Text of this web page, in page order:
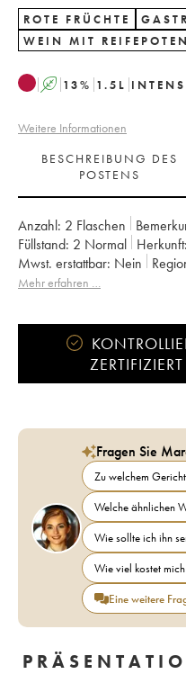
ROTE FRÜCHTE
WEIN MIT
A 13% 1.5 L
Weitere Informationen
BESCHREIBUNG DES
POSTENS
Anzahl: 2 Flaschen
Füllstand: 2 Normal Herkunft:
Mwst. erstattbar:
nein
Appellation:
Chassagne-
Mehr erfahren …
Fragen Sie
Zu welchem
Welche ähnlichen
Wie sollte ich ihn
Wie viel kostet
Eine weitere